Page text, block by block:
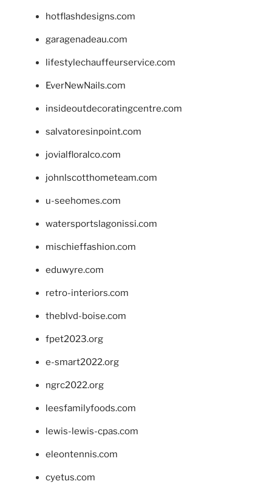
hotflashdesigns.com
garagenadeau.com
lifestylechauffeurservice.com
EverNewNails.com
insideoutdecoratingcentre.com
salvatoresinpoint.com
jovialfloralco.com
johnlscotthometeam.com
u-seehomes.com
watersportslagonissi.com
mischieffashion.com
eduwyre.com
retro-interiors.com
theblvd-boise.com
fpet2023.org
e-smart2022.org
ngrc2022.org
leesfamilyfoods.com
lewis-lewis-cpas.com
eleontennis.com
cyetus.com